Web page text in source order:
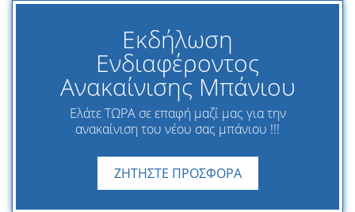
Εκδήλωση
Ενδιαφέροντος
Ανακαίνισης Μπάνιου
Ελάτε ΤΩΡΑ σε επαφή μαζί μας για την
ανακαίνιση του νέου σας μπάνιου !!!
ΖΗΤΗΣΤΕ ΠΡΟΣΦΟΡΑ